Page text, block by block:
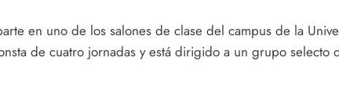
en uno de los salones de clase del campus de la
de cuatro jornadas y está dirigido a un grupo selecto